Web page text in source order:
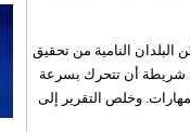
البلدان النامية من تحقيق
شريطة أن تتحرك بسرعة
وخلص التقرير إلى